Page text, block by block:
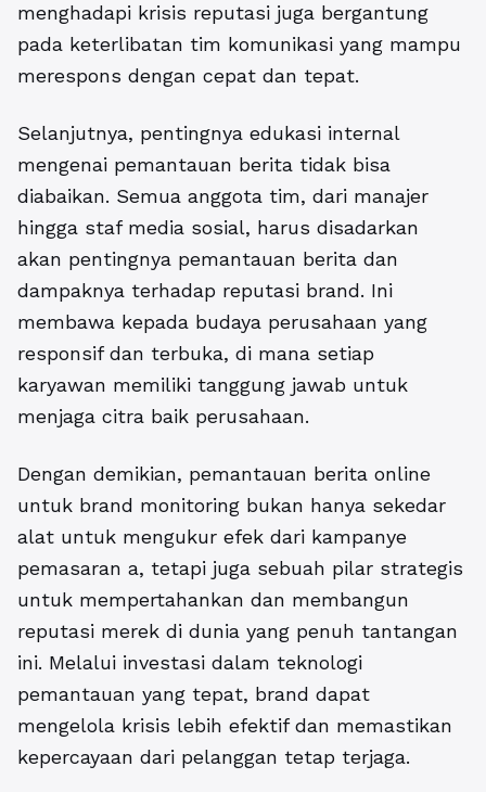
menghadapi krisis reputasi juga bergantung
pada keterlibatan tim komunikasi yang mampu
merespons dengan cepat dan tepat.
Selanjutnya, pentingnya edukasi internal
mengenai pemantauan berita tidak bisa
diabaikan. Semua anggota tim, dari manajer
hingga staf media sosial, harus disadarkan
akan pentingnya pemantauan berita dan
dampaknya terhadap reputasi brand. Ini
membawa kepada budaya perusahaan yang
responsif dan terbuka, di mana setiap
karyawan memiliki tanggung jawab untuk
menjaga citra baik perusahaan.
Dengan demikian, pemantauan berita online
untuk brand monitoring bukan hanya sekedar
alat untuk mengukur efek dari kampanye
pemasaran a, tetapi juga sebuah pilar strategis
untuk mempertahankan dan membangun
reputasi merek di dunia yang penuh tantangan
ini. Melalui investasi dalam teknologi
pemantauan yang tepat, brand dapat
mengelola krisis lebih efektif dan memastikan
kepercayaan dari pelanggan tetap terjaga.